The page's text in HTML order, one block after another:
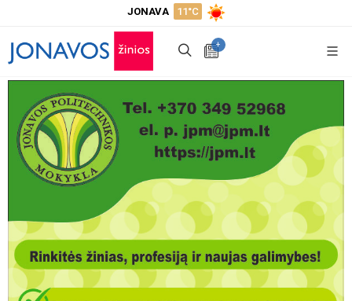
JONAVA 11°C
+